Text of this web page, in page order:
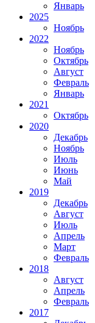
Январь
2025
Ноябрь
2022
Ноябрь
Октябрь
Август
Февраль
Январь
2021
Октябрь
2020
Декабрь
Ноябрь
Июль
Июнь
Май
2019
Декабрь
Август
Июль
Апрель
Март
Февраль
2018
Август
Апрель
Февраль
2017